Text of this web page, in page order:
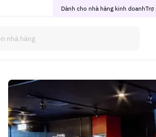
Dành cho nhà hàng kinh doanhTrợ